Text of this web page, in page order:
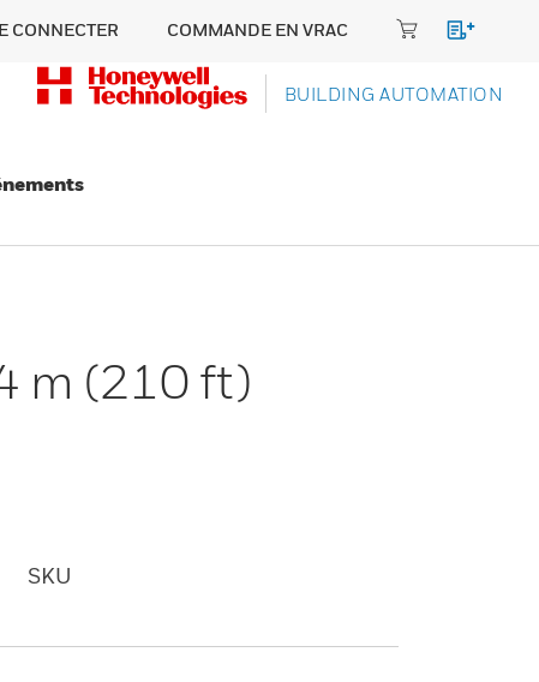
CONNECTER COMMANDE EN VRAC
BUILDING AUTOMATION
m (210 ft)
SKU